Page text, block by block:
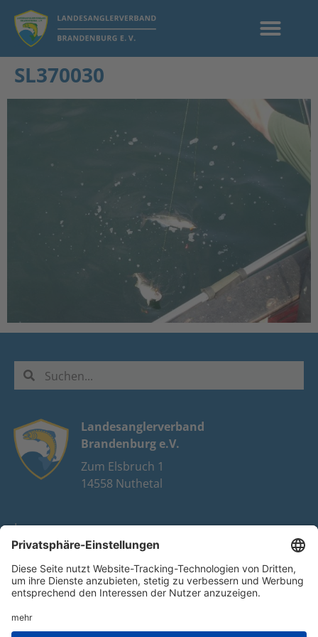
SL370030
Landesanglerverband
Brandenburg e.V.
Zum Elsbruch 1
14558 Nuthetal
Impressum
Datenschutz
FAQ